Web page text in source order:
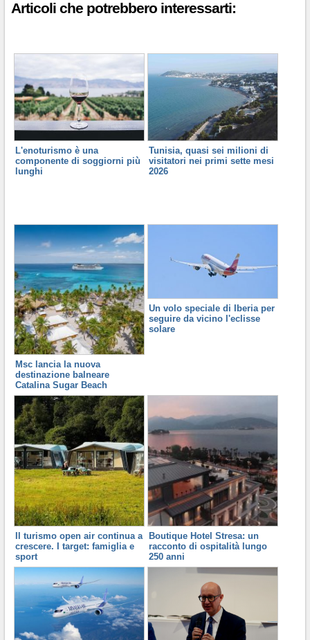
Articoli che potrebbero interessarti:
L'enoturismo è una
componente di soggiorni più
lunghi
Tunisia, quasi sei milioni di
visitatori nei primi sette mesi
2026
Msc lancia la nuova
destinazione balneare
Catalina Sugar Beach
Un volo speciale di Iberia per
seguire da vicino l'eclisse
solare
Il turismo open air continua a
crescere. I target: famiglia e
sport
Boutique Hotel Stresa: un
racconto di ospitalità lungo
250 anni